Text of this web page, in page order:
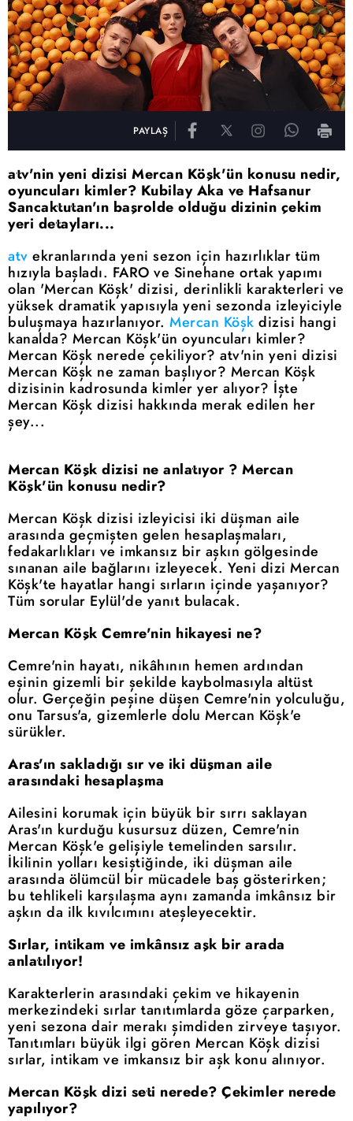
PAYLAŞ
atv'nin yeni dizisi Mercan Köşk'ün konusu nedir,
oyuncuları kimler? Kubilay Aka ve Hafsanur
Sancaktutan'ın başrolde olduğu dizinin çekim
yeri detayları...
atv ekranlarında yeni sezon için hazırlıklar tüm
hızıyla başladı. FARO ve Sinehane ortak yapımı
olan 'Mercan Köşk' dizisi, derinlikli karakterleri ve
yüksek dramatik yapısıyla yeni sezonda izleyiciyle
buluşmaya hazırlanıyor. Mercan Köşk dizisi hangi
kanalda? Mercan Köşk'ün oyuncuları kimler?
Mercan Köşk nerede çekiliyor? atv'nin yeni dizisi
Mercan Köşk ne zaman başlıyor? Mercan Köşk
dizisinin kadrosunda kimler yer alıyor? İşte
Mercan Köşk dizisi hakkında merak edilen her
şey...
Mercan Köşk dizisi ne anlatıyor ? Mercan
Köşk'ün konusu nedir?
Mercan Köşk dizisi izleyicisi iki düşman aile
arasında geçmişten gelen hesaplaşmaları,
fedakarlıkları ve imkansız bir aşkın gölgesinde
sınanan aile bağlarını izleyecek. Yeni dizi Mercan
Köşk'te hayatlar hangi sırların içinde yaşanıyor?
Tüm sorular Eylül'de yanıt bulacak.
Mercan Köşk Cemre'nin hikayesi ne?
Cemre'nin hayatı, nikâhının hemen ardından
eşinin gizemli bir şekilde kaybolmasıyla altüst
olur. Gerçeğin peşine düşen Cemre'nin yolculuğu,
onu Tarsus'a, gizemlerle dolu Mercan Köşk'e
sürükler.
Aras'ın sakladığı sır ve iki düşman aile
arasındaki hesaplaşma
Ailesini korumak için büyük bir sırrı saklayan
Aras'ın kurduğu kusursuz düzen, Cemre'nin
Mercan Köşk'e gelişiyle temelinden sarsılır.
İkilinin yolları kesiştiğinde, iki düşman aile
arasında ölümcül bir mücadele baş gösterirken;
bu tehlikeli karşılaşma aynı zamanda imkânsız bir
aşkın da ilk kıvılcımını ateşleyecektir.
Sırlar, intikam ve imkânsız aşk bir arada
anlatılıyor!
Karakterlerin arasındaki çekim ve hikayenin
merkezindeki sırlar tanıtımlarda göze çarparken,
yeni sezona dair merakı şimdiden zirveye taşıyor.
Tanıtımları büyük ilgi gören Mercan Köşk dizisi
sırlar, intikam ve imkansız bir aşk konu alınıyor.
Mercan Köşk dizi seti nerede? Çekimler nerede
yapılıyor?